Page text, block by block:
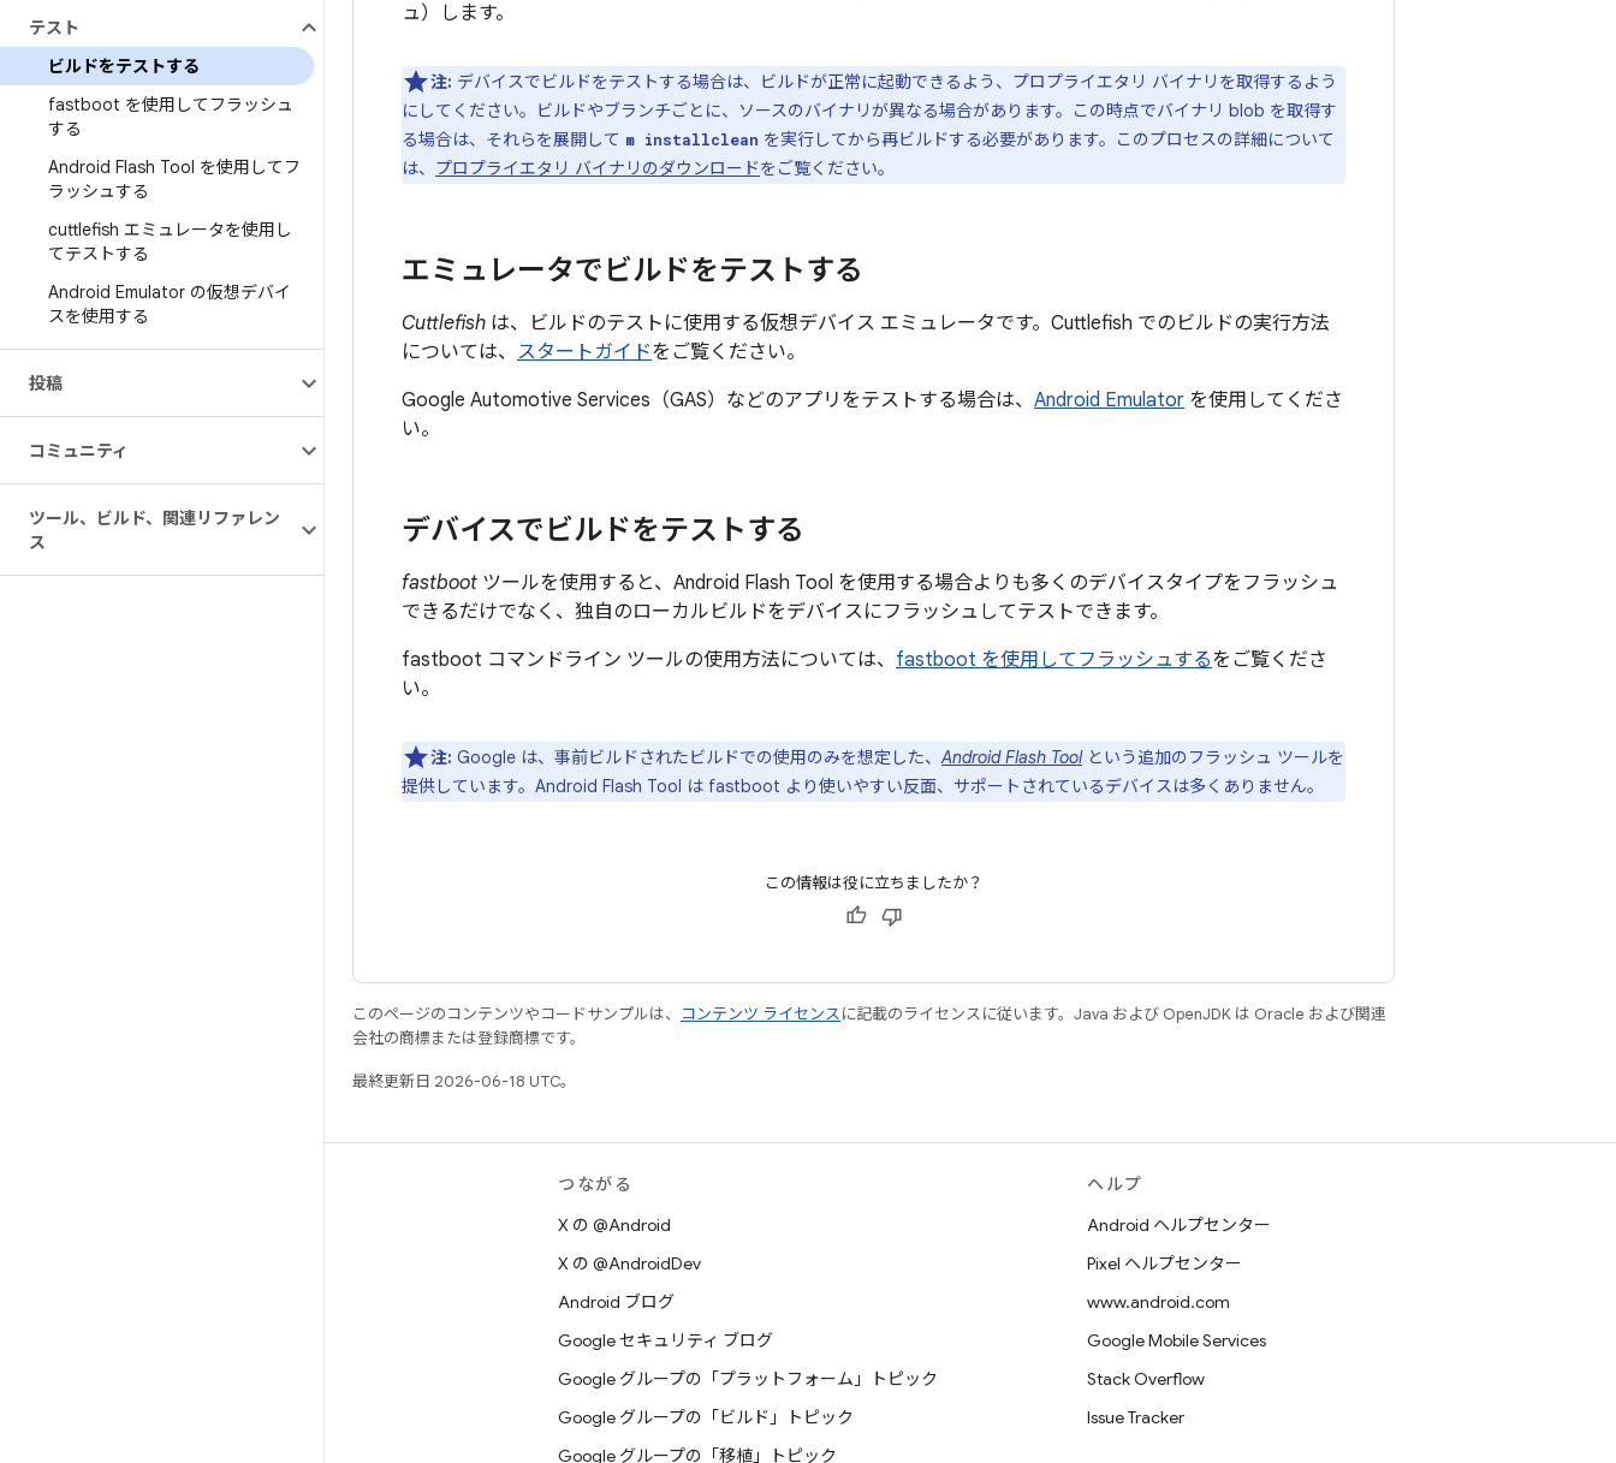
テスト
ビルドをテストする
fastboot を使用してフラッシュ
する
Android Flash Tool を使用してフ
ラッシュする
cuttlefish エミュレータを使用し
てテストする
Android Emulator の仮想デバイ
スを使用する
投稿
コミュニティ
ツール、ビルド、関連リファレン
ス
ュ）します。
注: デバイスでビルドをテストする場合は、ビルドが正常に起動できるよう、プロプライエタリ バイナリを取得するよう
にしてください。ビルドやブランチごとに、ソースのバイナリが異なる場合があります。この時点でバイナリ blob を取得す
る場合は、それらを展開して m installclean を実行してから再ビルドする必要があります。このプロセスの詳細について
は、 プロプライエタリ バイナリのダウンロードをご覧ください。
エミュレータでビルドをテストする
Cuttlefish は、ビルドのテストに使用する仮想デバイス エミュレータです。Cuttlefish でのビルドの実行方法
については、 スタートガイドをご覧ください。
Google Automotive Services（GAS）などのアプリをテストする場合は、 Android Emulator を使用してくださ
い。
デバイスでビルドをテストする
fastboot ツールを使用すると、Android Flash Tool を使用する場合よりも多くのデバイスタイプをフラッシュ
できるだけでなく、独自のローカルビルドをデバイスにフラッシュしてテストできます。
fastboot コマンドライン ツールの使用方法については、 fastboot を使用してフラッシュするをご覧くださ
い。
注: Google は、事前ビルドされたビルドでの使用のみを想定した、Android Flash Toolという追加のフラッシュ ツールを
提供しています。Android Flash Tool は fastboot より使いやすい反面、サポートされているデバイスは多くありません。
この情報は役に立ちましたか？
このページのコンテンツやコードサンプルは、 コンテンツ ライセンスに記載のライセンスに従います。Java および OpenJDK は Oracle および関連
会社の商標または登録商標です。
最終更新日 2026-06-18 UTC。
つながる
X の @Android
X の @AndroidDev
Android ブログ
Google セキュリティ ブログ
Google グループの「プラットフォーム」トピック
Google グループの「ビルド」トピック
Google グループの「移植」トピック
ヘルプ
Android ヘルプセンター
Pixel ヘルプセンター
www.android.com
Google Mobile Services
Stack Overflow
Issue Tracker